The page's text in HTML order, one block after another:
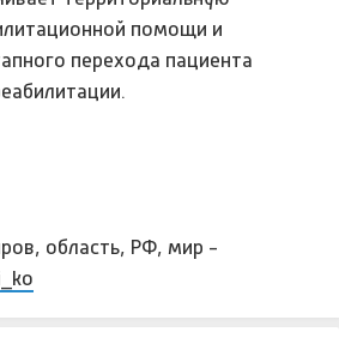
помощи и
перехода пациента
область, РФ, мир -